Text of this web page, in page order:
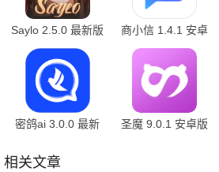
Saylo 2.5.0 最新版
商小信 1.4.1 安卓
版
密鸽ai 3.0.0 最新
圣魔 9.0.1 安卓版
相关文章